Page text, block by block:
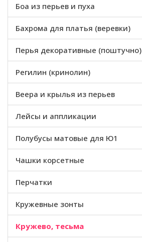
Боа из перьев и пуха
Бахрома для платья (веревки)
Перья декоративные (поштучно)
Регилин (кринолин)
Веера и крылья из перьев
Лейсы и аппликации
Полубусы матовые для Ю1
Чашки корсетные
Перчатки
Кружевные зонты
Кружево, тесьма